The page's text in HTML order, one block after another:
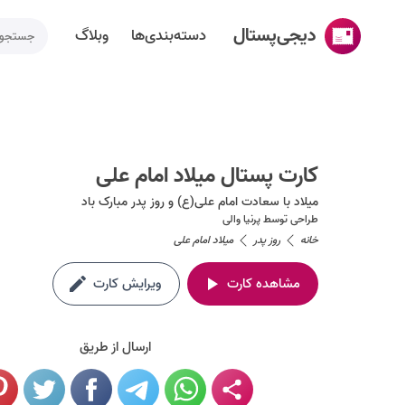
دیجی‌پستال دسته‌بندی‌ها وبلاگ
دسته‌بندی‌ها
تقویم مناسبت ها
کارت پستال میلاد امام علی
میلاد با سعادت امام علی(ع) و روز پدر مبارک باد
طراحی توسطپرنیا والی
خانه
روز پدر میلاد امام علی
مشاهده کارت ویرایش کارت
ارسال از طریق